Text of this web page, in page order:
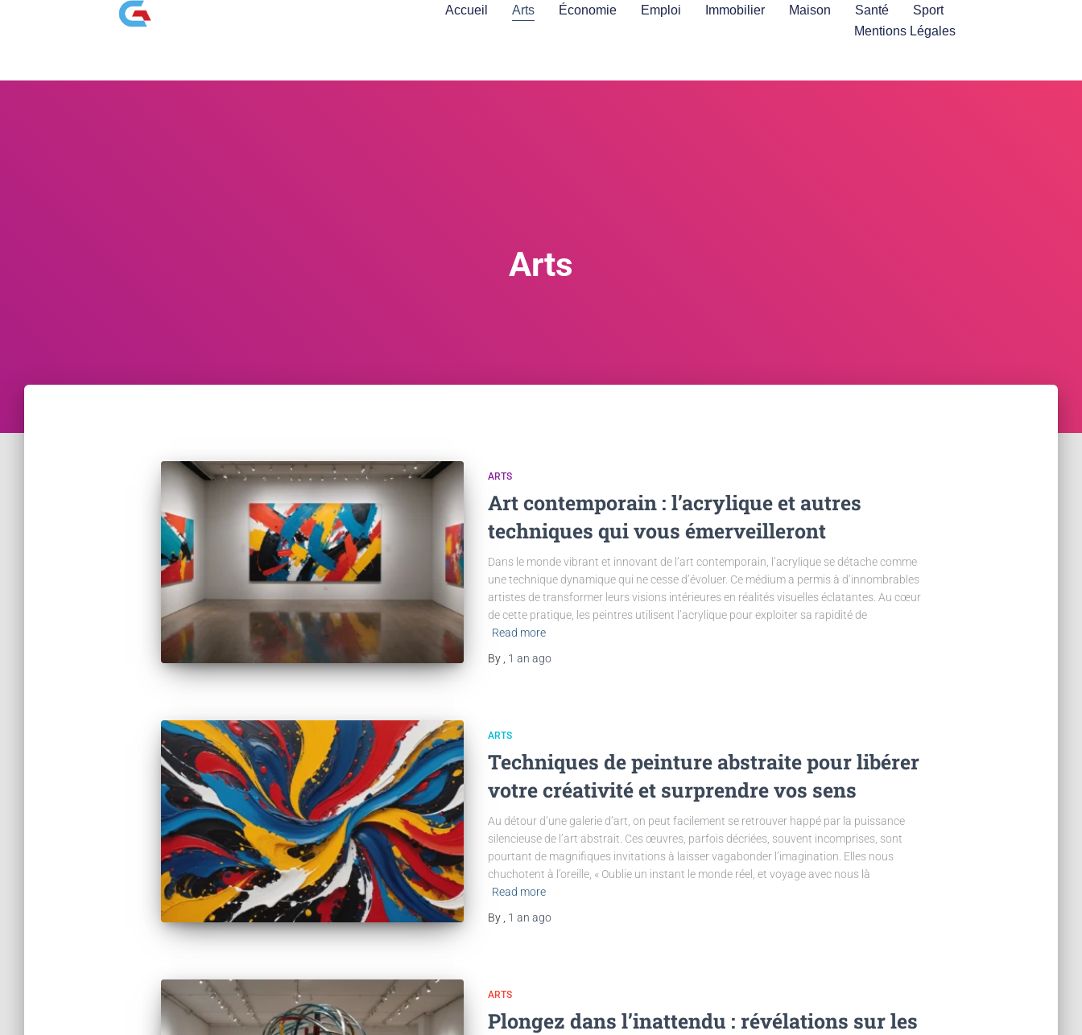
Accueil Arts Économie Emploi Immobilier Maison Santé
Sport
Mentions Légales
Arts
ARTS
Art contemporain : l’acrylique et autres
techniques qui vous émerveilleront
Dans le monde vibrant et innovant de l’art contemporain, l’acrylique se détache comme
une technique dynamique qui ne cesse d’évoluer. Ce médium a permis à d’innombrables
artistes de transformer leurs visions intérieures en réalités visuelles éclatantes. Au cœur
de cette pratique, les peintres utilisent l’acrylique pour exploiter sa rapidité de
Read more
By
1 an ago
ARTS
Techniques de peinture abstraite pour libérer
votre créativité et surprendre vos sens
Au détour d’une galerie d’art, on peut facilement se retrouver happé par la puissance
silencieuse de l’art abstrait. Ces œuvres, parfois décriées, souvent incomprises, sont
pourtant de magnifiques invitations à laisser vagabonder l’imagination. Elles nous
chuchotent à l’oreille, « Oublie un instant le monde réel, et voyage avec nous là
Read more
By
1 an ago
ARTS
Plongez dans l’inattendu : révélations sur les